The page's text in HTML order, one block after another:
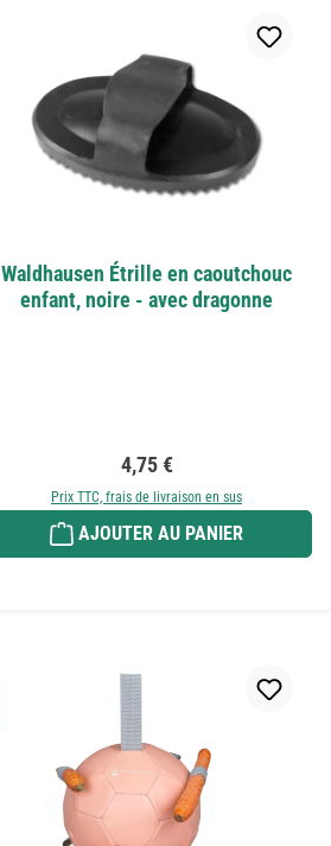
Waldhausen Étrille en caoutchouc
enfant, noire - avec dragonne
Prix régulier :
4,75 €
Prix TTC, frais de livraison en sus
AJOUTER AU PANIER